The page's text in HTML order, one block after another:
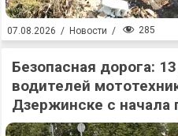
07.08.2026 / Новости / 285
Безопасная дорога:
водителей
Дзержинске с начала